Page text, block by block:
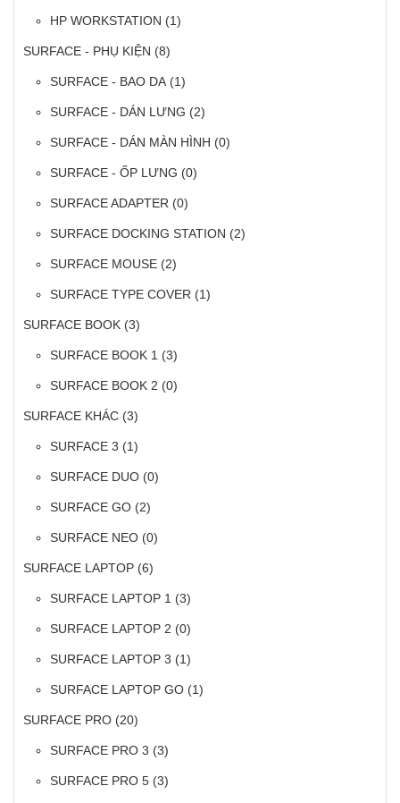
HP WORKSTATION (1)
SURFACE - PHỤ KIỆN (8)
SURFACE - BAO DA (1)
SURFACE - DÁN LƯNG (2)
SURFACE - DÁN MÀN HÌNH (0)
SURFACE - ỐP LƯNG (0)
SURFACE ADAPTER (0)
SURFACE DOCKING STATION (2)
SURFACE MOUSE (2)
SURFACE TYPE COVER (1)
SURFACE BOOK (3)
SURFACE BOOK 1 (3)
SURFACE BOOK 2 (0)
SURFACE KHÁC (3)
SURFACE 3 (1)
SURFACE DUO (0)
SURFACE GO (2)
SURFACE NEO (0)
SURFACE LAPTOP (6)
SURFACE LAPTOP 1 (3)
SURFACE LAPTOP 2 (0)
SURFACE LAPTOP 3 (1)
SURFACE LAPTOP GO (1)
SURFACE PRO (20)
SURFACE PRO 3 (3)
SURFACE PRO 5 (3)